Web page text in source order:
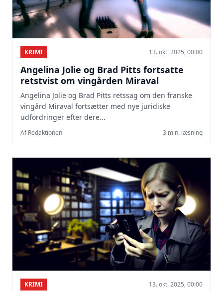
KRIMI 13. okt. 2025, 00:00
Angelina Jolie og Brad Pitts fortsatte
retstvist om vingården Miraval
Angelina Jolie og Brad Pitts retssag om den franske
vingård Miraval fortsætter med nye juridiske
udfordringer efter dere...
Af Redaktionen 3 min. læsning
KRIMI 13. okt. 2025, 00:00